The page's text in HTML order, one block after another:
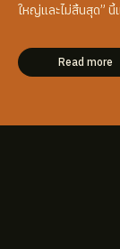
ใหญ่และไม่สิ้นสุด”
Read more